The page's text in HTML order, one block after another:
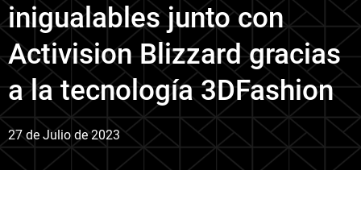
inigualables junto con
Activision Blizzard gracias
a la tecnología 3DFashion
27 de Julio de 2023